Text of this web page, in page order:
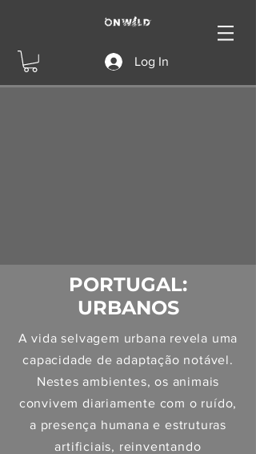
Log In
PORTUGAL:
URBANOS
A vida selvagem urbana revela uma
capacidade de adaptação notável.
Nestes ambientes, os animais
convivem diariamente com o ruído,
a presença humana e estruturas
artificiais, reinventando